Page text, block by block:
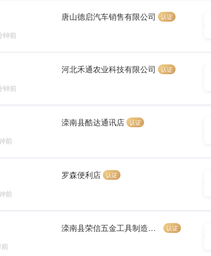
钟前
唐山德启汽车销售有限公司 认证
钟前
河北禾通农业科技有限公司 认证
前
滦南县酷达通讯店 认证
前
罗森便利店 认证
滦南县荣信五金工具制造有限公司 认证